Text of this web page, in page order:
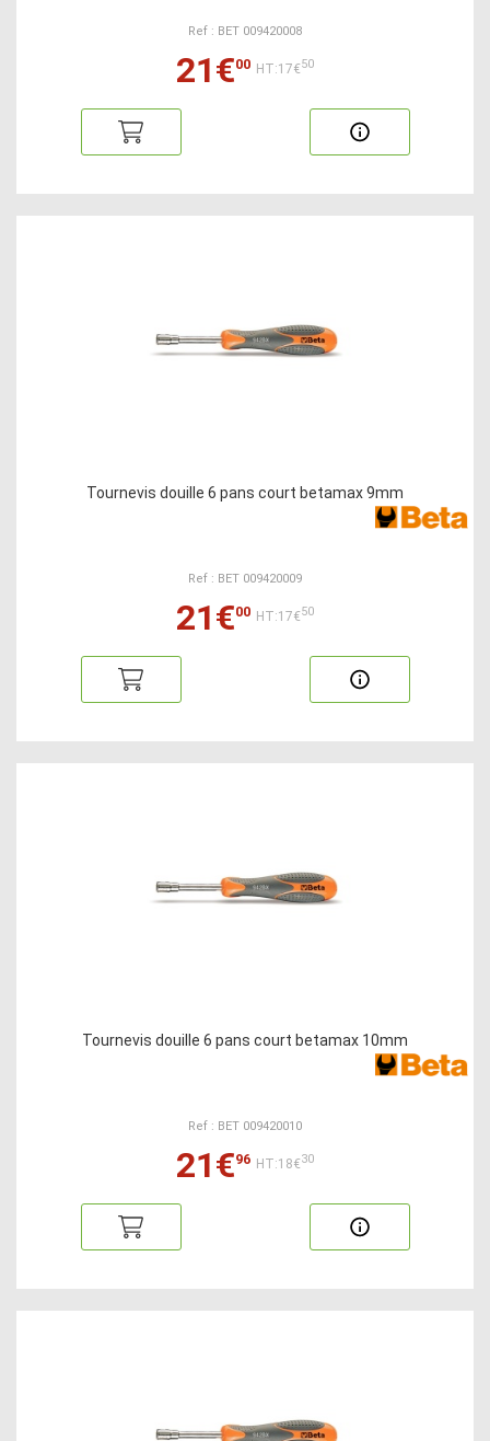
Ref : BET 009420008
21€00 HT:17€50
Tournevis douille 6 pans court betamax 9mm
Ref : BET 009420009
21€00 HT:17€50
Tournevis douille 6 pans court betamax 10mm
Ref : BET 009420010
21€96 HT:18€30